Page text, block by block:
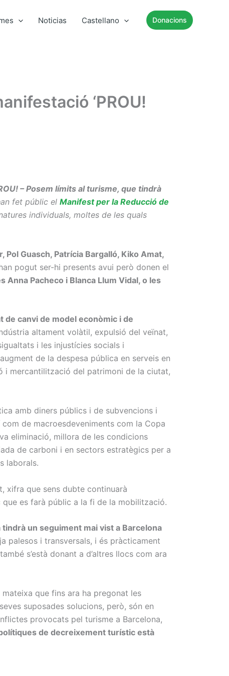
Noticias Castellano Donacions
‘PROU!
– Posem límits al turisme, que tindrà
fet públic el Manifest per la Reducció de
individuals, moltes de les quals
Pol Guasch, Patrícia Bargalló, Kiko Amat,
pogut ser-hi presents avui però donen el
Pacheco i Blanca Llum Vidal, o les
de canvi de model econòmic i de
altament volàtil, expulsió del veïnat,
i les injustícies socials i
de la despesa pública en serveis en
i mercantilització del patrimoni de la ciutat,
amb diners públics i de subvencions i
de macroesdeveniments com la Copa
eliminació, millora de les condicions
de carboni i en sectors estratègics per a
laborals.
xifra que sens dubte continuarà
es farà públic a la fi de la mobilització.
un seguiment mai vist a Barcelona
palesos i transversals, i és pràcticament
s’està donant a d’altres llocs com ara
que fins ara ha pregonat les
suposades solucions, però, són en
provocats pel turisme a Barcelona,
de decreixement turístic està